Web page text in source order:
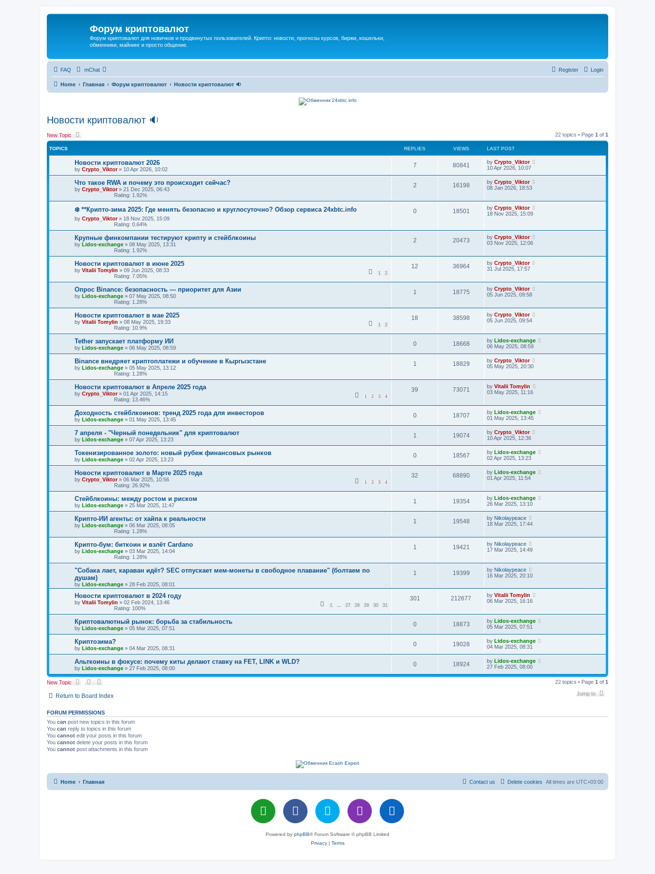
Форум криптовалют
Форум криптовалют для новичков и продвинутых пользователей. Крипто: новости, прогнозы курсов, биржи, кошельки,
обменники, майнинг и просто общение.
FAQ mChat Login
Register
Home Главная Форум криптовалют Новости криптовалют 🔉
Новости криптовалют 🔉
New Topic 22 topics • Page 1 of 1
TOPICS REPLIES VIEWS LAST POST
Новости криптовалют 2026
by Crypto_Viktor» 10 Apr 2026, 10:02
7 80841 by Crypto_Viktor
10 Apr 2026, 10:07
Что такое RWA и почему это происходит сейчас?
by Crypto_Viktor» 21 Dec 2025, 06:43
Rating: 1.92%
2 16198 by Crypto_Viktor
08 Jan 2026, 18:53
❄️ **Крипто-зима 2025: Где менять безопасно и круглосуточно? Обзор сервиса 24xbtc.info
by Crypto_Viktor» 18 Nov 2025, 15:09
Rating: 0.64%
0 18501 by Crypto_Viktor
18 Nov 2025, 15:09
Крупные финкомпании тестируют крипту и стейблкоины
by Lidos-exchange » 08 May 2025, 13:31
Rating: 1.92%
2 20473 by Crypto_Viktor
03 Nov 2025, 12:06
Новости криптовалют в июне 2025
by Vitalii Tomylin » 09 Jun 2025, 08:33
1 2
Rating: 7.05%
12 36964 by Crypto_Viktor
31 Jul 2025, 17:57
Опрос Binance: безопасность — приоритет для Азии
by Lidos-exchange » 07 May 2025, 08:50
Rating: 1.28%
1 18775 by Crypto_Viktor
05 Jun 2025, 09:58
Новости криптовалют в мае 2025
by Vitalii Tomylin » 08 May 2025, 19:33
1 2
Rating: 10.9%
18 38598 by Crypto_Viktor
05 Jun 2025, 09:54
Tether запускает платформу ИИ
by Lidos-exchange » 06 May 2025, 08:59
0 18668 by Lidos-exchange
06 May 2025, 08:59
Binance внедряет криптоплатежи и обучение в Кыргызстане
by Lidos-exchange » 05 May 2025, 13:12
Rating: 1.28%
1 18829 by Crypto_Viktor
05 May 2025, 20:30
Новости криптовалют в Апреле 2025 года
by Crypto_Viktor» 01 Apr 2025, 14:15
1 2 3 4
Rating: 13.46%
39 73071 by Vitalii Tomylin
03 May 2025, 11:16
Доходность стейблкоинов: тренд 2025 года для инвесторов
by Lidos-exchange » 01 May 2025, 13:45
0 18707 by Lidos-exchange
01 May 2025, 13:45
7 апреля - "Черный понедельник" для криптовалют
by Lidos-exchange » 07 Apr 2025, 13:23
1 19074 by Crypto_Viktor
10 Apr 2025, 12:36
Токенизированное золото: новый рубеж финансовых рынков
by Lidos-exchange » 02 Apr 2025, 13:23
0 18567 by Lidos-exchange
02 Apr 2025, 13:23
Новости криптовалют в Марте 2025 года
by Crypto_Viktor» 06 Mar 2025, 10:56
1 2 3 4
Rating: 26.92%
32 68890 by Lidos-exchange
01 Apr 2025, 11:54
Стейблкоины: между ростом и риском
by Lidos-exchange » 25 Mar 2025, 11:47
1 19354 by Lidos-exchange
26 Mar 2025, 13:10
Крипто-ИИ агенты: от хайпа к реальности
by Lidos-exchange » 06 Mar 2025, 08:05
Rating: 1.28%
1 19548 by Nikolaypeace
18 Mar 2025, 17:44
Крипто-бум: биткоин и взлёт Cardano
by Lidos-exchange » 03 Mar 2025, 14:04
Rating: 1.28%
1 19421 by Nikolaypeace
17 Mar 2025, 14:49
"Собака лает, караван идёт? SEC отпускает мем-монеты в свободное плавание" (болтаем по
душам)
by Lidos-exchange » 28 Feb 2025, 08:01
1 19399 by Nikolaypeace
16 Mar 2025, 20:10
Новости криптовалют в 2024 году
by Vitalii Tomylin » 02 Feb 2024, 13:46
1 27 28 29 30 31
Rating: 100%
301 212677 by Vitalii Tomylin
06 Mar 2025, 16:16
Криптовалютный рынок: борьба за стабильность
by Lidos-exchange » 05 Mar 2025, 07:51
0 18873 by Lidos-exchange
05 Mar 2025, 07:51
Криптозима?
by Lidos-exchange » 04 Mar 2025, 08:31
0 19028 by Lidos-exchange
04 Mar 2025, 08:31
Альткоины в фокусе: почему киты делают ставку на FET, LINK и WLD?
by Lidos-exchange » 27 Feb 2025, 08:00
0 18924 by Lidos-exchange
27 Feb 2025, 08:00
New Topic 22 topics • Page 1 of 1
Return to Board Index Jump to
FORUM PERMISSIONS
You can post new topics in this forum
You can reply to topics in this forum
You cannot edit your posts in this forum
You cannot delete your posts in this forum
You cannot post attachments in this forum
Home Главная All times are UTC+03:00
Delete cookies
Contact us
Powered by phpBB® Forum Software © phpBB Limited
Privacy| Terms